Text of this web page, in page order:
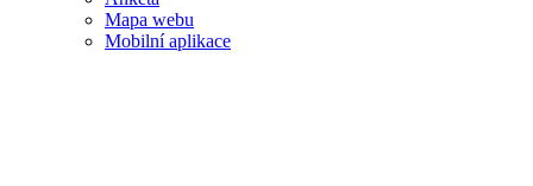
Mapa webu
Mobilní aplikace